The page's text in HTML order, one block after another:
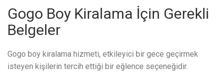
Gogo Boy Kiralama İçin Gerekli
Belgeler
Gogo boy kiralama hizmeti, etkileyici bir gece geçirmek
isteyen kişilerin tercih ettiği bir eğlence seçeneğidir.